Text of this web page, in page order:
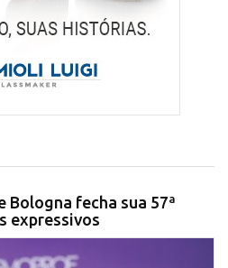
fecha sua 57ª
expressivos